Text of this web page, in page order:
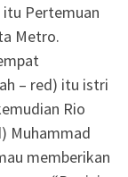
itu Pertemuan
Metro.
– red) itu istri
Rio
Muhammad
memberikan